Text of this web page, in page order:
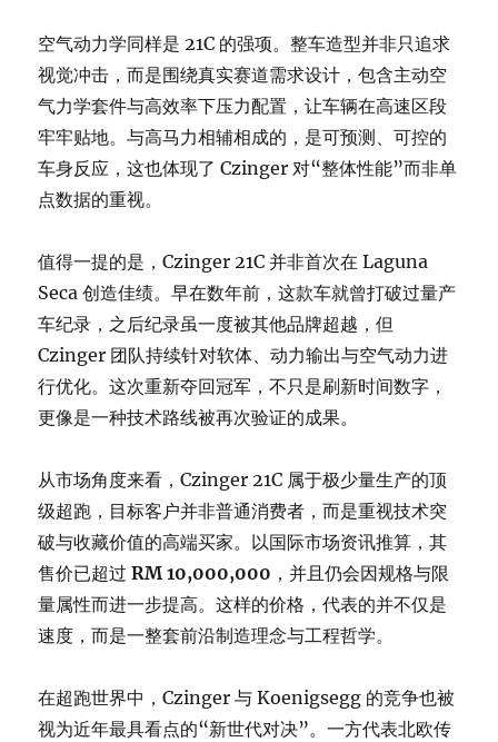
空气动力学同样是 21C 的强项。整车造型并非只追求
视觉冲击，而是围绕真实赛道需求设计，包含主动空
气力学套件与高效率下压力配置，让车辆在高速区段
牢牢贴地。与高马力相辅相成的，是可预测、可控的
车身反应，这也体现了 Czinger 对“整体性能”而非单
点数据的重视。
值得一提的是，Czinger 21C 并非首次在 Laguna
Seca 创造佳绩。早在数年前，这款车就曾打破过量产
车纪录，之后纪录虽一度被其他品牌超越，但
Czinger 团队持续针对软体、动力输出与空气动力进
行优化。这次重新夺回冠军，不只是刷新时间数字，
更像是一种技术路线被再次验证的成果。
从市场角度来看，Czinger 21C 属于极少量生产的顶
级超跑，目标客户并非普通消费者，而是重视技术突
破与收藏价值的高端买家。以国际市场资讯推算，其
售价已超过RM 10,000,000 ，并且仍会因规格与限
量属性而进一步提高。这样的价格，代表的并不仅是
速度，而是一整套前沿制造理念与工程哲学。
在超跑世界中，Czinger 与 Koenigsegg 的竞争也被
视为近年最具看点的“新世代对决”。一方代表北欧传